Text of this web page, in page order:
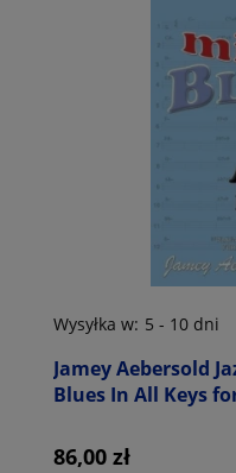
Jamey Aebersold
Blues In All Keys
Wysyłka w: 5 - 10 dni
86,00 zł